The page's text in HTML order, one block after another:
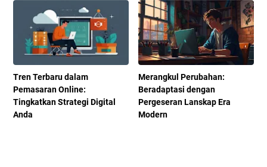
Tren Terbaru dalam
Pemasaran Online:
Tingkatkan Strategi Digital
Anda
Merangkul Perubahan:
Beradaptasi dengan
Pergeseran Lanskap Era
Modern